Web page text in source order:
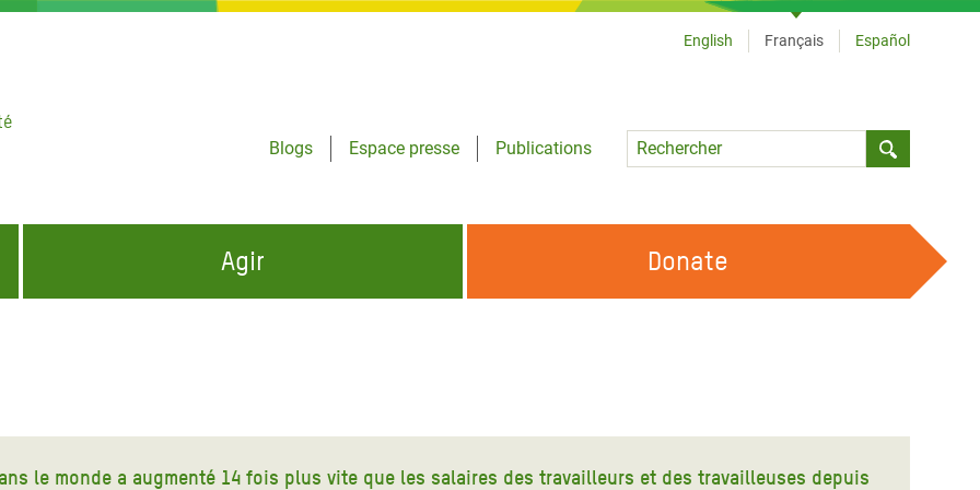
Blogs
Espace presse
Publications
Language
English Français Español
Agir Donate
le monde a augmenté 14 fois plus vite que les salaires des travailleurs et des travailleuses depuis